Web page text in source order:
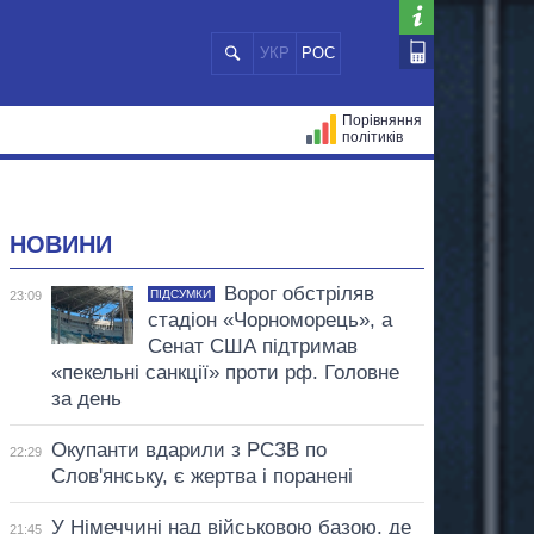
УКР РОС
Порівняння
політиків
НОВИНИ
23:09 ПІДСУМКИ
Ворог обстріляв
стадіон «Чорноморець», а
Сенат США підтримав
«пекельні санкції» проти рф. Головне
за день
22:29
Окупанти вдарили з РСЗВ по
Слов'янську, є жертва і поранені
21:45
У Німеччині над військовою базою, де